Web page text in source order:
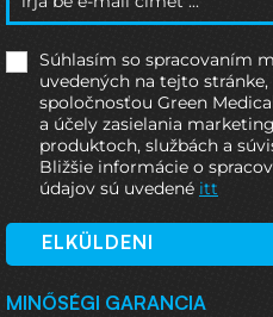
Súhlasím so spracovaním
uvedených na tejto
spoločnosťou Green
a účely zasielania
produktoch, službách a
Bližšie informácie o
údajov sú uvedené itt
ELKÜLDENI
MINŐSÉGI GARANCIA